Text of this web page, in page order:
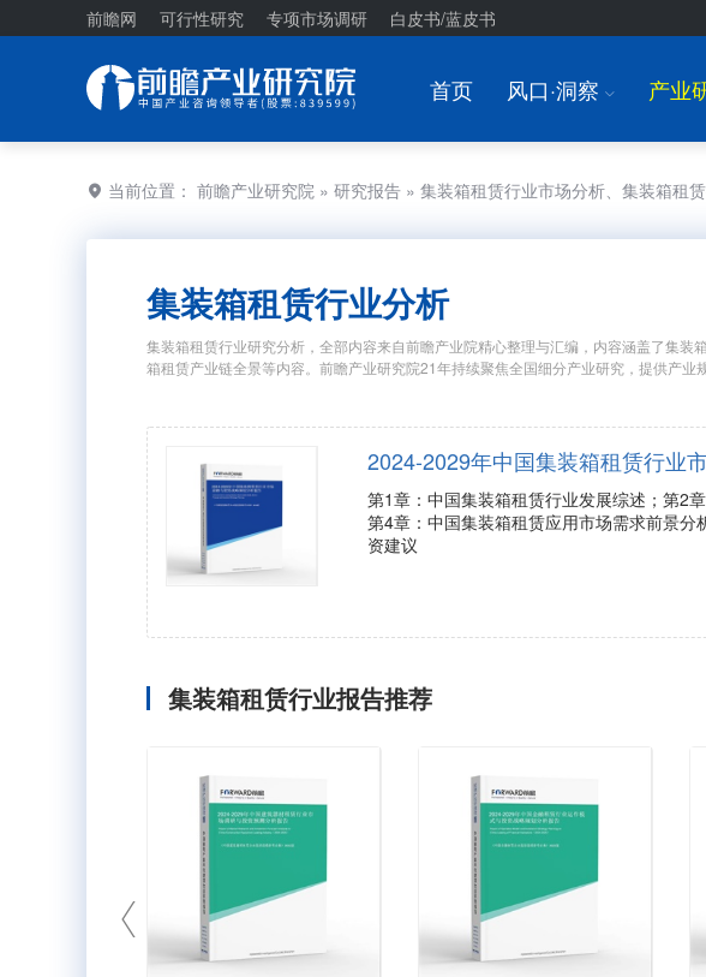
前瞻网 可行性研究 专项市场调研 白皮书/蓝皮书
首页 风口·洞察 I 产业
当前位置： 前瞻产业研究院 » 研究报告 » 集装箱租赁行业市场分析、集装箱租
集装箱租赁行业分析
集装箱租赁行业研究分析，全部内容来自前瞻产业院精心整理与汇编，内容涵盖了集
箱租赁产业链全景等内容。前瞻产业研究院21年持续聚焦全国细分产业研究，提供产
2024-2029年中国集装箱租赁行业
第1章：中国集装箱租赁行业发展综述；第2
第4章：中国集装箱租赁应用市场需求前景
资建议
集装箱租赁行业报告推荐